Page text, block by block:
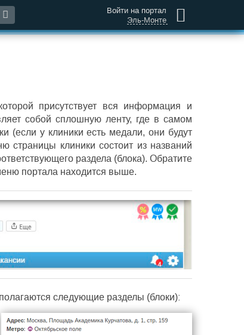
Войти на портал
Эль-Монте
присутствует вся информация и
собой сплошную ленту, где в самом
(если у клиники есть медали, они будут
страницы клиники состоит из названий
раздела (блока). Обратите
портала находится выше.
следующие разделы (блоки):